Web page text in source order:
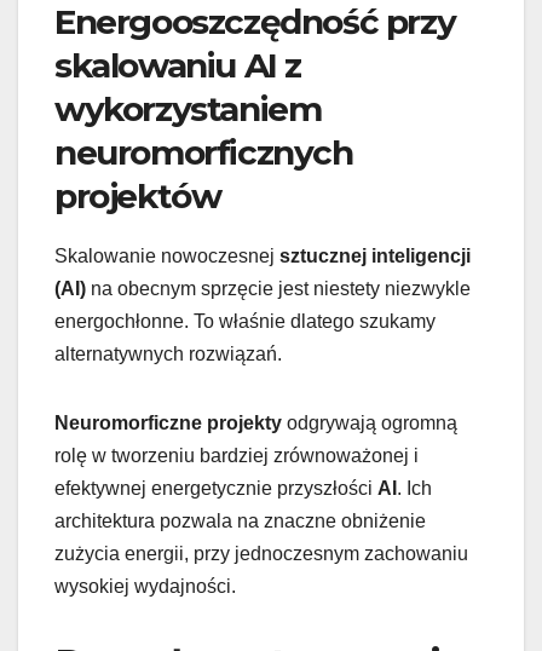
Energooszczędność przy
skalowaniu AI z
wykorzystaniem
neuromorficznych
projektów
Skalowanie nowoczesnej sztucznej inteligencji
(AI) na obecnym sprzęcie jest niestety niezwykle
energochłonne. To właśnie dlatego szukamy
alternatywnych rozwiązań.
Neuromorficzne projekty odgrywają ogromną
rolę w tworzeniu bardziej zrównoważonej i
efektywnej energetycznie przyszłości AI . Ich
architektura pozwala na znaczne obniżenie
zużycia energii, przy jednoczesnym zachowaniu
wysokiej wydajności.